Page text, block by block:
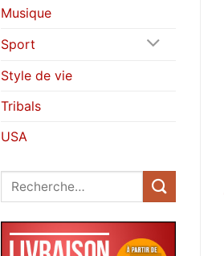
Musique
Sport
Style de vie
Tribals
USA
Recherche